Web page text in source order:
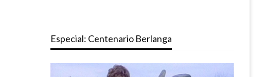
Especial: Centenario Berlanga